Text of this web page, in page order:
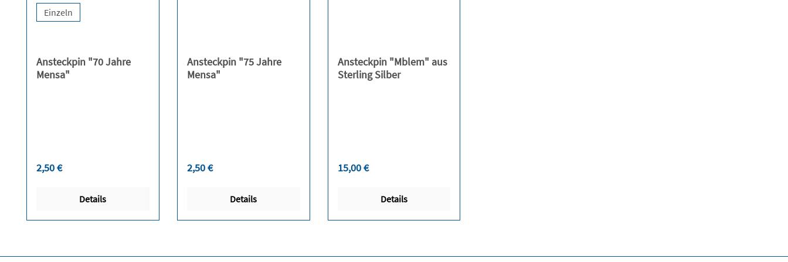
Einzeln
Ansteckpin "70 Jahre
Mensa"
Regulärer Preis:
2,50 €
Details
Ansteckpin "75 Jahre
Mensa"
Regulärer Preis:
2,50 €
Details
Ansteckpin "Mblem" aus
Sterling Silber
Regulärer Preis:
15,00 €
Details